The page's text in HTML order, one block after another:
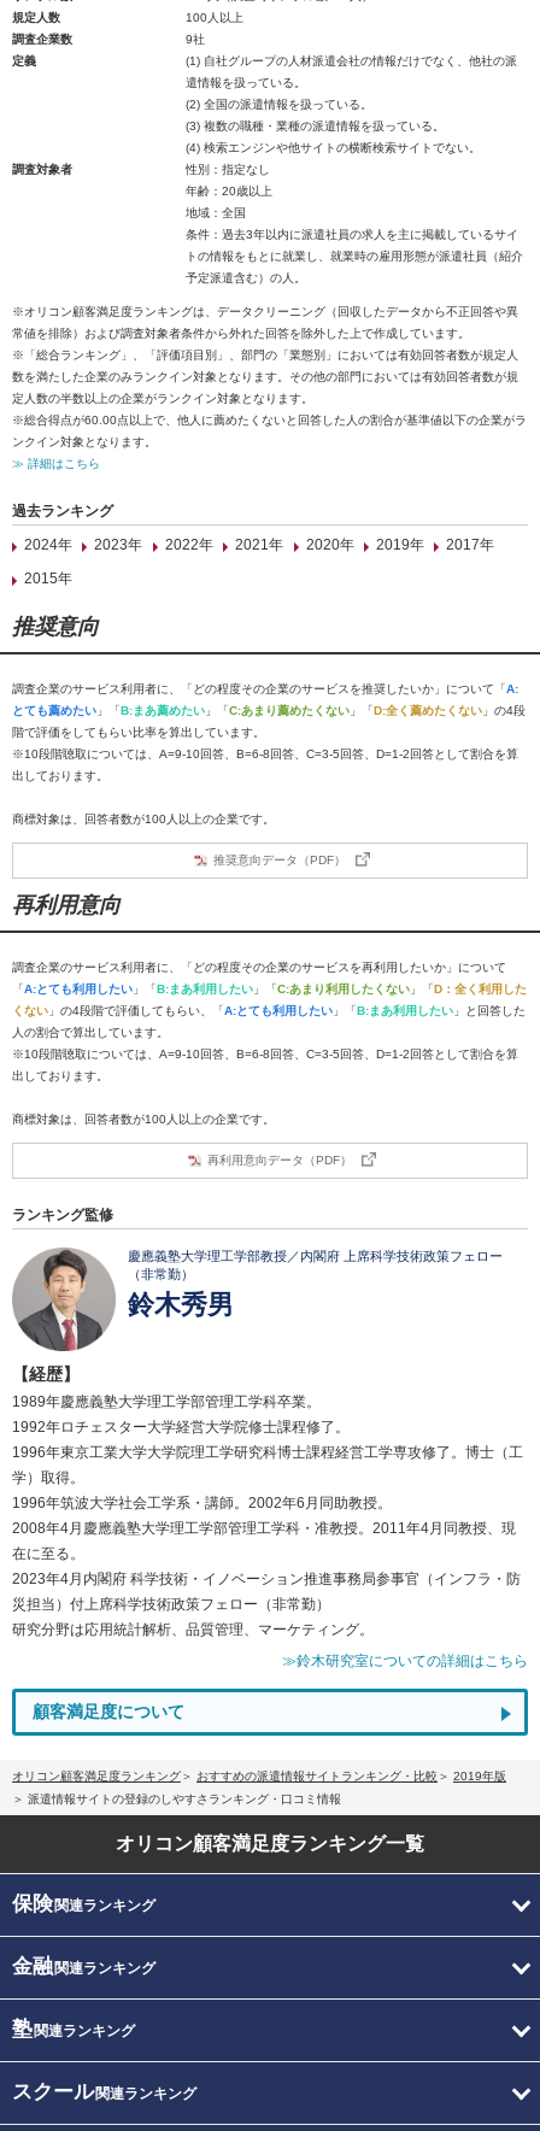
規定人数
100人以上
調査企業数
9社
定義
(1) 自社グループの人材派遣会社の情報だけでなく、他社の派
遣情報を扱っている。
(2) 全国の派遣情報を扱っている。
(3) 複数の職種・業種の派遣情報を扱っている。
(4) 検索エンジンや他サイトの横断検索サイトでない。
調査対象者
性別：指定なし
年齢：20歳以上
地域：全国
条件：過去3年以内に派遣社員の求人を主に掲載しているサイ
トの情報をもとに就業し、就業時の雇用形態が派遣社員（紹介
予定派遣含む）の人。
※オリコン顧客満足度ランキングは、データクリーニング（回収したデータから不正回答や異
常値を排除）および調査対象者条件から外れた回答を除外した上で作成しています。
※「総合ランキング」、「評価項目別」、部門の「業態別」においては有効回答者数が規定人
数を満たした企業のみランクイン対象となります。その他の部門においては有効回答者数が規
定人数の半数以上の企業がランクイン対象となります。
※総合得点が60.00点以上で、他人に薦めたくないと回答した人の割合が基準値以下の企業がラ
ンクイン対象となります。
≫ 詳細はこちら
過去ランキング
2024年
2023年 2022年 2021年 2020年 2019年
2017年
2015年
推奨意向
調査企業のサービス利用者に、「どの程度その企業のサービスを推奨したいか」について「A:
とても薦めたい 」「B:まあ薦めたい 」「C:あまり薦めたくない 」「D:全く薦めたくない 」の4段
階で評価をしてもらい比率を算出しています。
※10段階聴取については、A=9-10回答、B=6-8回答、C=3-5回答、D=1-2回答として割合を算
出しております。
商標対象は、回答者数が100人以上の企業です。
推奨意向データ（PDF）
再利用意向
調査企業のサービス利用者に、「どの程度その企業のサービスを再利用したいか」について
「A:とても利用したい 」「B:まあ利用したい 」「C:あまり利用したくない 」「D：全く利用した
くない 」の4段階で評価してもらい、「A:とても利用したい 」「B:まあ利用したい 」と回答した
人の割合で算出しています。
※10段階聴取については、A=9-10回答、B=6-8回答、C=3-5回答、D=1-2回答として割合を算
出しております。
商標対象は、回答者数が100人以上の企業です。
再利用意向データ（PDF）
ランキング監修
慶應義塾大学理工学部教授／内閣府 上席科学技術政策フェロー
（非常勤）
鈴木秀男
【経歴】
1989年慶應義塾大学理工学部管理工学科卒業。
1992年ロチェスター大学経営大学院修士課程修了。
1996年東京工業大学大学院理工学研究科博士課程経営工学専攻修了。博士（工
学）取得。
1996年筑波大学社会工学系・講師。2002年6月同助教授。
2008年4月慶應義塾大学理工学部管理工学科・准教授。2011年4月同教授、現
在に至る。
2023年4月内閣府 科学技術・イノベーション推進事務局参事官（インフラ・防
災担当）付上席科学技術政策フェロー（非常勤）
研究分野は応用統計解析、品質管理、マーケティング。
≫鈴木研究室についての詳細はこちら
顧客満足度について
オリコン顧客満足度ランキング おすすめの派遣情報サイトランキング・比較
2019年版
派遣情報サイトの登録のしやすさランキング・口コミ情報
オリコン顧客満足度ランキング一覧
保険関連ランキング
金融関連ランキング
塾関連ランキング
スクール関連ランキング